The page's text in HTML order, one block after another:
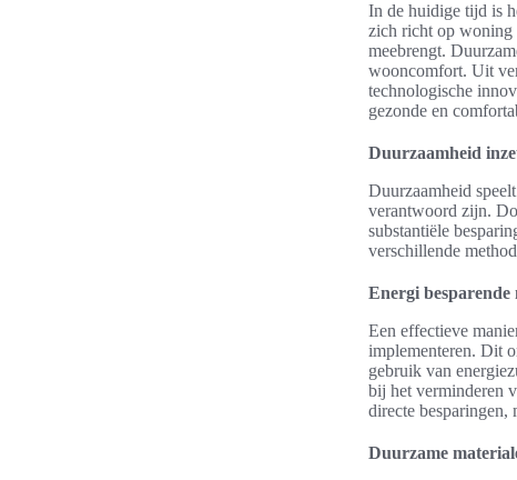
In de huidige tijd is
zich richt op woning
meebrengt.
wooncomfort. Uit
technologische
gezonde en
Duurzaamheid
Duurzaamheid
verantwoord zijn.
substantiële
verschillende
Energi besparende
Een effectieve
implementeren. Dit
gebruik van
bij het verminderen
directe besparingen,
Duurzame